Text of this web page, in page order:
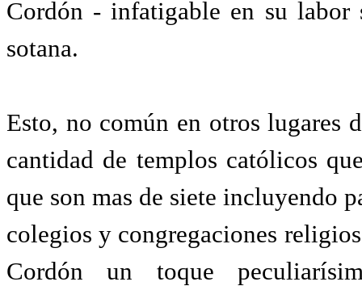
Cordón - infatigable en su labor
sotana.
Esto, no común en otros lugares
cantidad de templos católicos
que son mas de siete incluyendo
colegios y congregaciones
Cordón un toque